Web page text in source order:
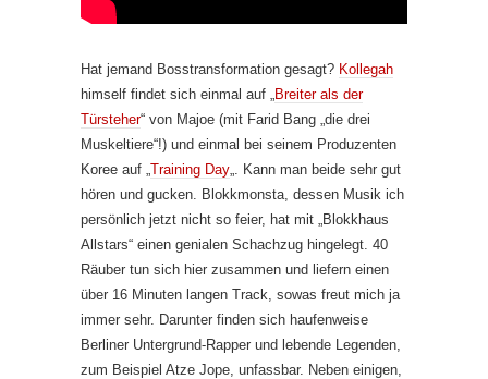
Hat jemand Bosstransformation gesagt? Kollegah
himself findet sich einmal auf „ Breiter als der
Türsteher“ von Majoe (mit Farid Bang „die drei
Muskeltiere“!) und einmal bei seinem Produzenten
Koree auf „ Training Day „. Kann man beide sehr gut
hören und gucken. Blokkmonsta, dessen Musik ich
persönlich jetzt nicht so feier, hat mit „Blokkhaus
Allstars“ einen genialen Schachzug hingelegt. 40
Räuber tun sich hier zusammen und liefern einen
über 16 Minuten langen Track, sowas freut mich ja
immer sehr. Darunter finden sich haufenweise
Berliner Untergrund-Rapper und lebende Legenden,
zum Beispiel Atze Jope, unfassbar. Neben einigen,